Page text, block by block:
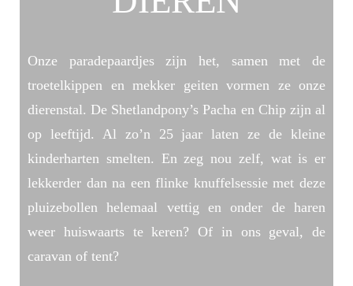
Onze paradepaardjes zijn het, samen met de
troetelkippen en mekker geiten vormen ze onze
dierenstal. De Shetlandpony’s Pacha en Chip zijn al
op leeftijd. Al zo’n 25 jaar laten ze de kleine
kinderharten smelten. En zeg nou zelf, wat is er
lekkerder dan na een flinke knuffelsessie met deze
pluizebollen helemaal vettig en onder de haren
weer huiswaarts te keren? Of in ons geval, de
caravan of tent?